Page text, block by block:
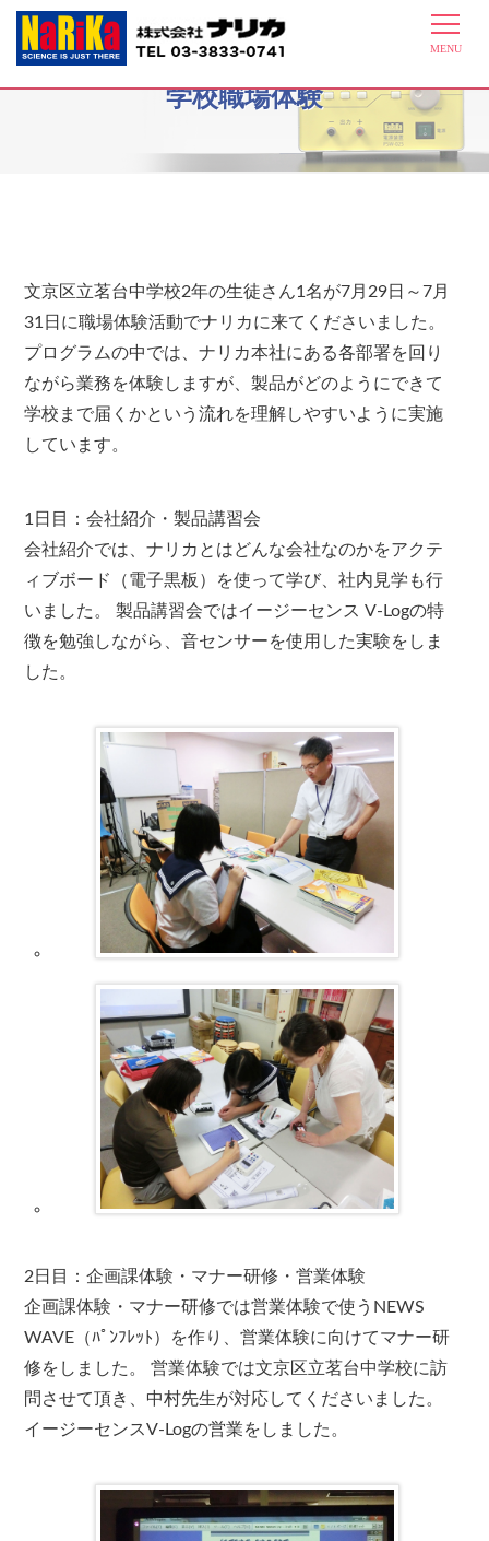
2015年7月29～31日文京区立茗台中
学校職場体験
文京区立茗台中学校2年の生徒さん1名が7月29日～7月
31日に職場体験活動でナリカに来てくださいました。
プログラムの中では、ナリカ本社にある各部署を回り
ながら業務を体験しますが、製品がどのようにできて
学校まで届くかという流れを理解しやすいように実施
しています。
1日目：会社紹介・製品講習会
会社紹介では、ナリカとはどんな会社なのかをアクテ
ィブボード（電子黒板）を使って学び、社内見学も行
いました。 製品講習会ではイージーセンス V-Logの特
徴を勉強しながら、音センサーを使用した実験をしま
した。
2日目：企画課体験・マナー研修・営業体験
企画課体験・マナー研修では営業体験で使うNEWS
WAVE（ﾊﾟﾝﾌﾚｯﾄ）を作り、営業体験に向けてマナー研
修をしました。 営業体験では文京区立茗台中学校に訪
問させて頂き、中村先生が対応してくださいました。
イージーセンスV-Logの営業をしました。